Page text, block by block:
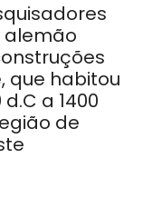
alemão
que habitou
a 1400
de